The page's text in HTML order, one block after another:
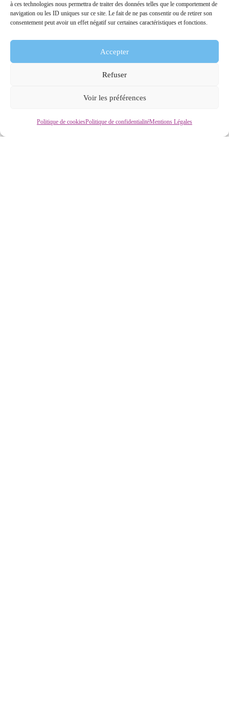
à ces technologies nous permettra de traiter des données telles que le comportement de
navigation ou les ID uniques sur ce site. Le fait de ne pas consentir ou de retirer son
consentement peut avoir un effet négatif sur certaines caractéristiques et fonctions.
Accepter
Refuser
Voir les préférences
Politique de cookiesPolitique de confidentialitéMentions Légales
Rénovation Énergétique
Le Syndicat